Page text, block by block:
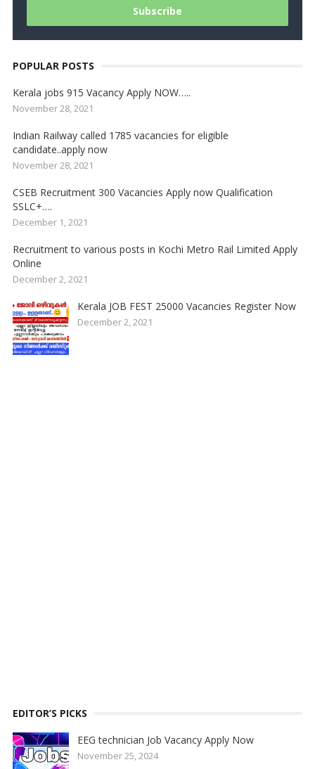
POPULAR POSTS
Kerala jobs 915 Vacancy Apply NOW…..
November 28, 2021
Indian Railway called 1785 vacancies for eligible
candidate..apply now
November 28, 2021
CSEB Recruitment 300 Vacancies Apply now Qualification
SSLC+….
December 1, 2021
Recruitment to various posts in Kochi Metro Rail Limited Apply
Online
December 2, 2021
Kerala JOB FEST 25000 Vacancies Register Now
December 2, 2021
EDITOR’S PICKS
EEG technician Job Vacancy Apply Now
November 25, 2024